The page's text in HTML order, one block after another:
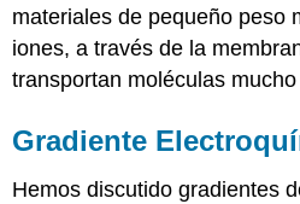
materiales de pequeño peso
iones, a través de la
transportan moléculas
Gradiente
Hemos discutido gradientes